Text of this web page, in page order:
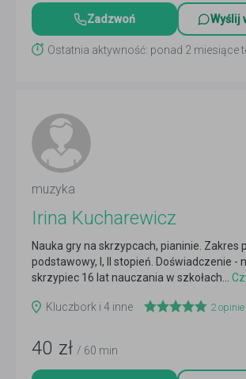
Zadzwoń Wyślij
Ostatnia aktywność: ponad 2 miesiące
muzyka
Irina Kucharewicz
Nauka gry na skrzypcach, pianinie. Zakres
podstawowy, I, II stopień. Doświadczenie -
skrzypiec 16 lat nauczania w szkołach...
Kluczbork i 4 inne 2opinie
40 zł / 60 min